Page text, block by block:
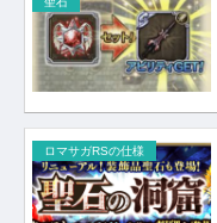
ロマサガRSの仕様